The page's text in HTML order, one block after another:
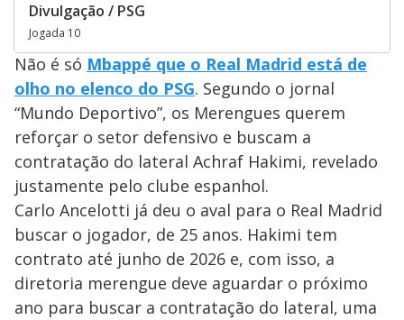
Divulgação / PSG
Jogada 10
Não é só Mbappé que o Real Madrid está de
olho no elenco do PSG. Segundo o jornal
“Mundo Deportivo”, os Merengues querem
reforçar o setor defensivo e buscam a
contratação do lateral Achraf Hakimi, revelado
justamente pelo clube espanhol.
Carlo Ancelotti já deu o aval para o Real Madrid
buscar o jogador, de 25 anos. Hakimi tem
contrato até junho de 2026 e, com isso, a
diretoria merengue deve aguardar o próximo
ano para buscar a contratação do lateral, uma